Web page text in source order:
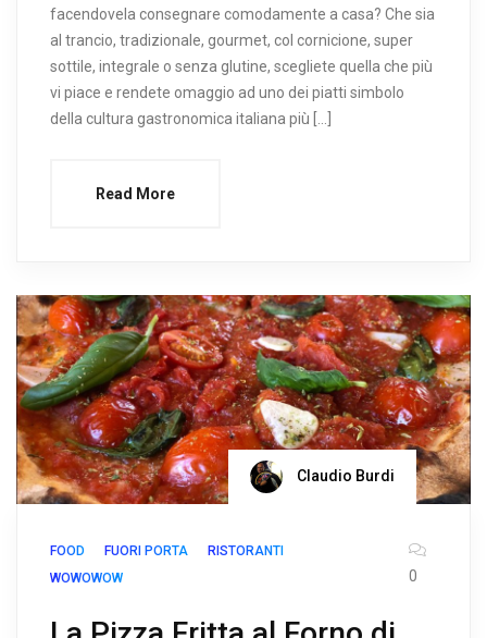
facendovela consegnare comodamente a casa? Che sia
al trancio, tradizionale, gourmet, col cornicione, super
sottile, integrale o senza glutine, scegliete quella che più
vi piace e rendete omaggio ad uno dei piatti simbolo
della cultura gastronomica italiana più […]
Read More
Claudio Burdi
FOOD FUORI PORTA
RISTORANTI
WOWOWOW
0